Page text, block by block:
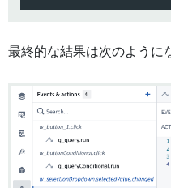
最終的な結果は次のように